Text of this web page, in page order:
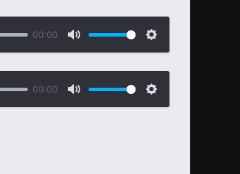
00:00
00:00